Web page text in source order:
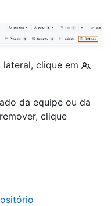
lateral, clique em
da equipe ou da
clique